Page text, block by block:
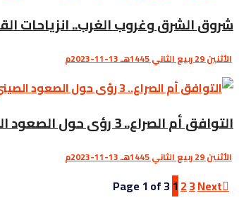
شروق الشرق وغروب الغرب.. انزياحات
الأثنين 29 ربيع الثاني 1445هـ 13-11-2023م
التوافق أم الصراع.. 3 رؤى حول الصعود الصيني عالميا (انفوجراف)
الأثنين 29 ربيع الثاني 1445هـ 13-11-2023م
Page 1 of 3123Next